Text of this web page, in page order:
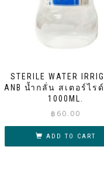
STERILE WATER
ANB น้ำกลั่น สเตอร์ไร
1000ML.
฿ 60.00
ADD TO CART